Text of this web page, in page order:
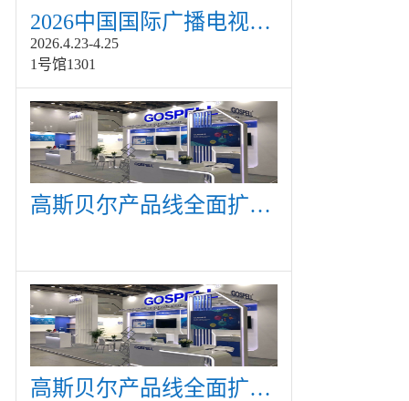
2026中国国际广播电视信息网络展览会展
2026.4.23-4.25
1号馆1301
高斯贝尔产品线全面扩展，众多新产品亮相CommunicAsia 2019
高斯贝尔产品线全面扩展，众多新产品亮相CommunicAsia 2019